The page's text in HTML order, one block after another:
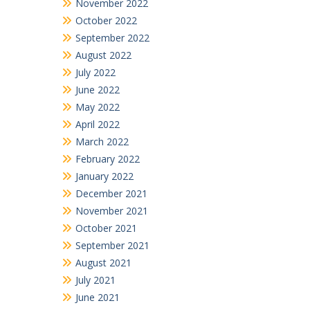
November 2022
October 2022
September 2022
August 2022
July 2022
June 2022
May 2022
April 2022
March 2022
February 2022
January 2022
December 2021
November 2021
October 2021
September 2021
August 2021
July 2021
June 2021